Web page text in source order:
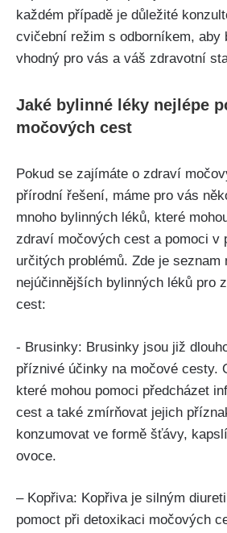
každém případě ⁤je důležité
cvičební režim s odborníkem,​ aby
vhodný pro vás a váš zdravotní
Jaké ⁢bylinné léky⁣ nejlépe‌
močových⁣ cest
Pokud se zajímáte⁣ o zdraví
přírodní řešení, máme pro vás
mnoho bylinných‌ léků, ​které
zdraví močových cest a pomoci​ v‍
určitých problémů. Zde‌ je seznam
nejúčinnějších bylinných léků pro
cest:
-‌ Brusinky: Brusinky ‍jsou již‌
příznivé⁤ účinky na močové cesty.
‌které mohou​ pomoci předcházet
cest a také ​zmírňovat‌ jejich
konzumovat ve formě šťávy,
ovoce.
– Kopřiva: Kopřiva je silným
pomoct při detoxikaci močových